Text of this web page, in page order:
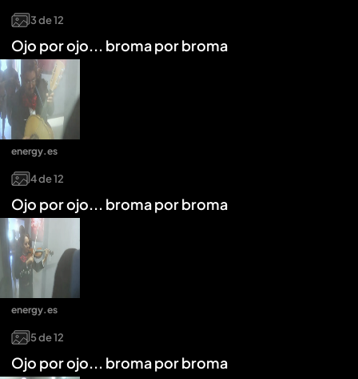
3de12
Ojo por ojo... broma por broma
4de12
Ojo por ojo... broma por broma
energy.es
5de12
Ojo por ojo... broma por broma
energy.es